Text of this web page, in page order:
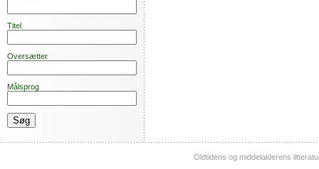
Titel
Oversætter
Målsprog
Oldtidens og middelalderens